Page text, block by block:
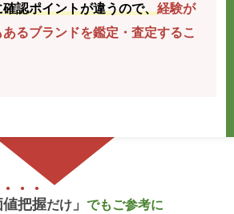
認ポイントが違うので、経験が
るブランドを鑑定・査定するこ
値把握だけ 」 でもご参考に